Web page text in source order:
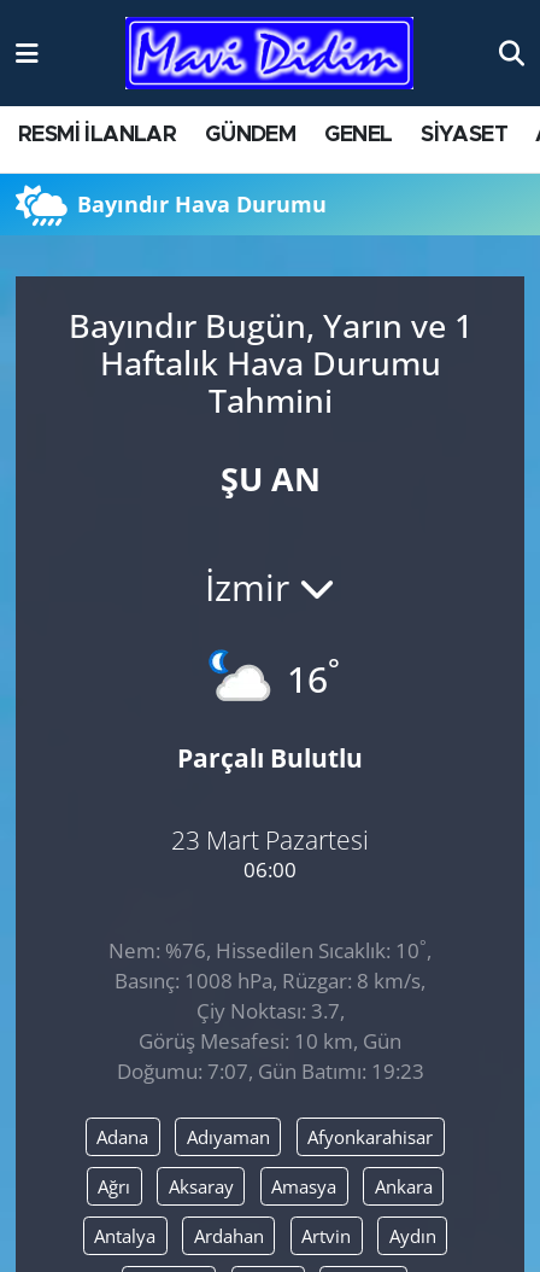
RESMİ İLANLAR GÜNDEM GENEL SİYASET
Bayındır Hava Durumu
Bayındır Bugün, Yarın ve 1
Haftalık Hava Durumu
Tahmini
ŞU AN
İzmir
16°
Parçalı Bulutlu
23 Mart Pazartesi
06:00
Nem: %76, Hissedilen Sıcaklık: 10°,
Basınç: 1008 hPa, Rüzgar: 8 km/s,
Çiy Noktası: 3.7,
Görüş Mesafesi: 10 km, Gün
Doğumu: 7:07, Gün Batımı: 19:23
Adana Adıyaman Afyonkarahisar
Ağrı Aksaray Amasya Ankara
Antalya Ardahan Artvin Aydın
ANTİK YERLER
AYDIN
BİLİM VE TEKNOLOJİ
ÇEVRE
HABERDE İNSAN
KÜLTÜR SANAT
SAĞLIK
SPOR
Yerel
Nöbetçi Eczaneler
Namaz Vakitleri
Trafik Durumu
Süper Lig Puan Durumu ve Fikstür
Tüm Manşetler